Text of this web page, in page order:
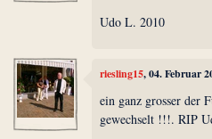
Udo L. 2010
riesling15, 04. Februar
ein ganz grosser der
gewechselt !!!. RIP